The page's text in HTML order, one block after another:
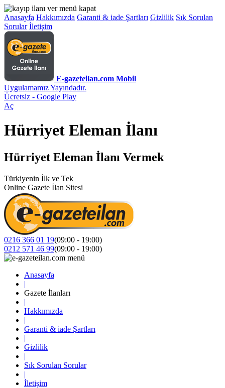
Anasayfa Hakkımızda Garanti & iade Şartları Gizlilik Sık Sorulan
Sorular İletişim
E-gazeteilan.com Mobil
Uygulamamız Yayındadır.
Ücretsiz - Google Play
Aç
Hürriyet Eleman İlanı
Hürriyet Eleman İlanı Vermek
Türkiyenin İlk ve Tek
Online Gazete İlan Sitesi
0216 366 01 19(09:00 - 19:00)
0212 571 46 99(09:00 - 19:00)
Anasayfa
|
Gazete İlanları
|
Hakkımızda
|
Garanti & iade Şartları
|
Gizlilik
|
Sık Sorulan Sorular
|
İletişim